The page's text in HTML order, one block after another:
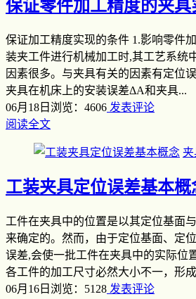
保证零件加工精度的夹具
保证加工精度实现的条件 1.影响零件
装夹工件进行机械加工时,其工艺系统
因素很多。与夹具有关的因素有定位
夹具在机床上的安装误差ΔA和夹具...
06月18日 浏览：4606 发表评论
阅读全文
工装夹具定位误差基本概
工件在夹具中的位置是以其定位基面
来确定的。然而，由于定位基面、定
误差,会使一批工件在夹具中的实际位
各工件的加工尺寸必然大小不一，形
06月16日 浏览：5128 发表评论